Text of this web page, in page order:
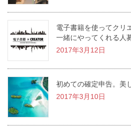
電子書籍を使ってクリ
一緒にやってくれる人
2017年3月12日
初めての確定申告。美
2017年3月10日